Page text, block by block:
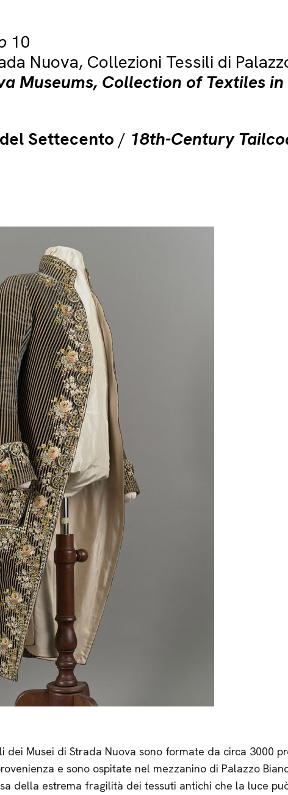
10
Nuova, Collezioni Tessili di
Museums, Collection of Textiles in
Settecento / 18th-Century
dei Musei di Strada Nuova sono formate da circa 3000
e sono ospitate nel mezzanino di Palazzo
della estrema fragilità dei tessuti antichi che la luce